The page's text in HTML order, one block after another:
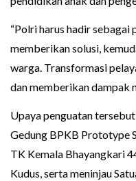
“Polri harus hadir sebagai
memberikan solusi,
warga. Transformasi
dan memberikan dampak
Upaya penguatan
Gedung BPKB Prototype
TK Kemala Bhayangkari
Kudus, serta meninjau